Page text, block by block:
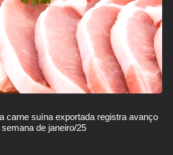
carne suína exportada registra avanço
de janeiro/25